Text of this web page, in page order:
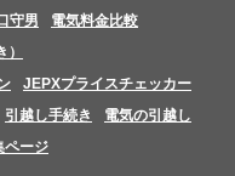
守男
電気料金比較
JEPXプライスチェッカー
引越し手続き
電気の引越し
ページ